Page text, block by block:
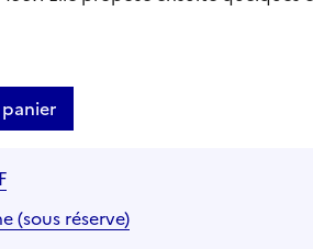
(sous réserve)